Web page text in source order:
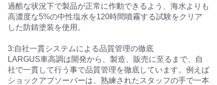
過酷な状況下で製品が正常に作動できるよう、海水よりも
高濃度な5%の中性塩水を120時間噴霧する試験をクリア
した防錆塗装を使用。
3:自社一貫システムによる品質管理の徹底
LARGUS車高調は開発から、製造、販売に至るまで、自
社で一貫して行う事で品質管理を徹底しています。例えば
ショックアブソーバーは、熟練されたスタッフの手で一本